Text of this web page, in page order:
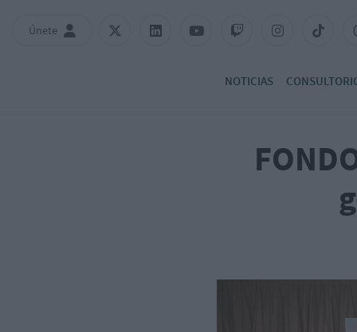
Únete
NOTICIAS